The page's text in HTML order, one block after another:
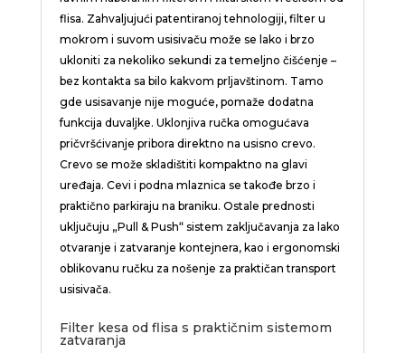
flisa. Zahvaljujući patentiranoj tehnologiji, filter u
mokrom i suvom usisivaču može se lako i brzo
ukloniti za nekoliko sekundi za temeljno čišćenje –
bez kontakta sa bilo kakvom prljavštinom. Tamo
gde usisavanje nije moguće, pomaže dodatna
funkcija duvaljke. Uklonjiva ručka omogućava
pričvršćivanje pribora direktno na usisno crevo.
Crevo se može skladištiti kompaktno na glavi
uređaja. Cevi i podna mlaznica se takođe brzo i
praktično parkiraju na braniku. Ostale prednosti
uključuju „Pull & Push“ sistem zaključavanja za lako
otvaranje i zatvaranje kontejnera, kao i ergonomski
oblikovanu ručku za nošenje za praktičan transport
usisivača.
Filter kesa od flisa s praktičnim sistemom
zatvaranja